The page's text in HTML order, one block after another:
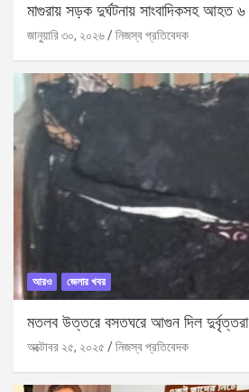
মাগুরায় সড়ক দুর্ঘটনায় সাংবাদিকসহ আহত ৬
জানুয়ারি ৩০, ২০২৬ নিজস্ব প্রতিবেদক
আরও জেলার খবর
মতলব উত্তরে বসতঘরে আগুন দিল দুর্বৃত্তরা
অক্টোবর ২৫, ২০২৫ নিজস্ব প্রতিবেদক